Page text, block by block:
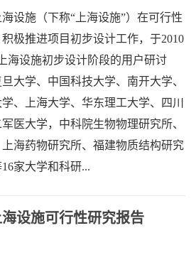
设施（下称“上海设施”）在可行性
极推进项目初步设计工作，于2010
海设施初步设计阶段的用户研讨
大学、中国科技大学、南开大学、
、上海大学、华东理工大学、四川
医大学，中科院生物物理研究所、
上海药物研究所、福建物质结构研究
家大学和科研...
设施可行性研究报告